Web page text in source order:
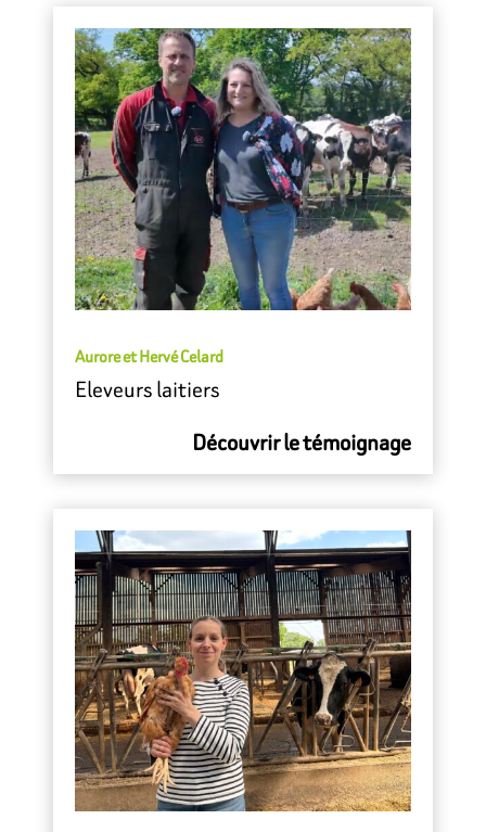
Aurore et Hervé Celard
Eleveurs laitiers
Découvrir le témoignage